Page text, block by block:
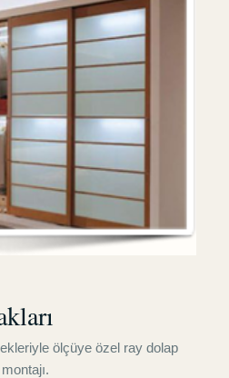
ölçüye özel ray dolap